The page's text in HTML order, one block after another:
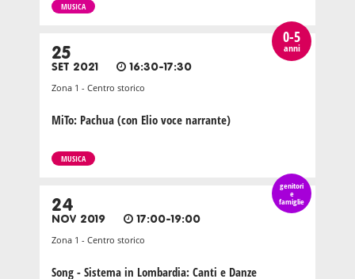
MUSICA
0-5
anni
25
SET 2021 16:30-17:30
Zona 1 - Centro storico
MiTo: Pachua (con Elio voce narrante)
MUSICA
genitori
e
famiglie
24
NOV 2019 17:00-19:00
Zona 1 - Centro storico
Song - Sistema in Lombardia: Canti e Danze